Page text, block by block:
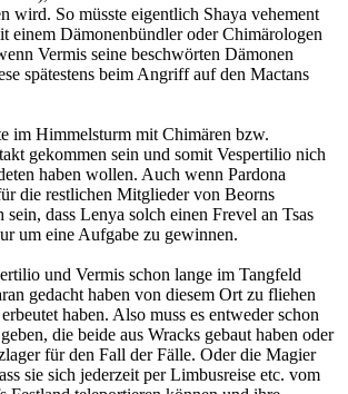
wird. So müsste eigentlich Shaya vehement
einem Dämonenbündler oder Chimärologen
Vermis seine beschwörten Dämonen
spätestens beim Angriff auf den Mactans
im Himmelsturm mit Chimären bzw.
gekommen sein und somit Vespertilio nich
haben wollen. Auch wenn Pardona
die restlichen Mitglieder von Beorns
dass Lenya solch einen Frevel an Tsas
um eine Aufgabe zu gewinnen.
und Vermis schon lange im Tangfeld
gedacht haben von diesem Ort zu fliehen
haben. Also muss es entweder schon
die beide aus Wracks gebaut haben oder
für den Fall der Fälle. Oder die Magier
sie sich jederzeit per Limbusreise etc. vom